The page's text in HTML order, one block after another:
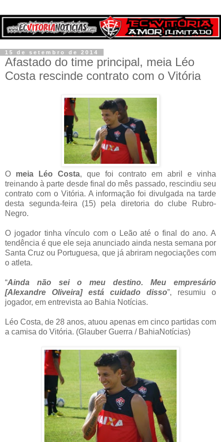
15 de setembro de 2014
Afastado do time principal, meia Léo
Costa rescinde contrato com o Vitória
O meia Léo Costa, que foi contrato em abril e vinha
treinando à parte desde final do mês passado, rescindiu seu
contrato com o Vitória. A informação foi divulgada na tarde
desta segunda-feira (15) pela diretoria do clube Rubro-
Negro.
O jogador tinha vínculo com o Leão até o final do ano. A
tendência é que ele seja anunciado ainda nesta semana por
Santa Cruz ou Portuguesa, que já abriram negociações com
o atleta.
“Ainda não sei o meu destino. Meu empresário
[Alexandre Oliveira] está cuidado disso”, resumiu o
jogador, em entrevista ao Bahia Notícias.
Léo Costa, de 28 anos, atuou apenas em cinco partidas com
a camisa do Vitória. (Glauber Guerra / BahiaNotícias)